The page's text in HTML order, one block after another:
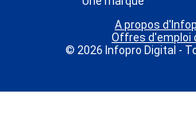
A propos
Offres d'emploi
© 2026 Infopro Digital -